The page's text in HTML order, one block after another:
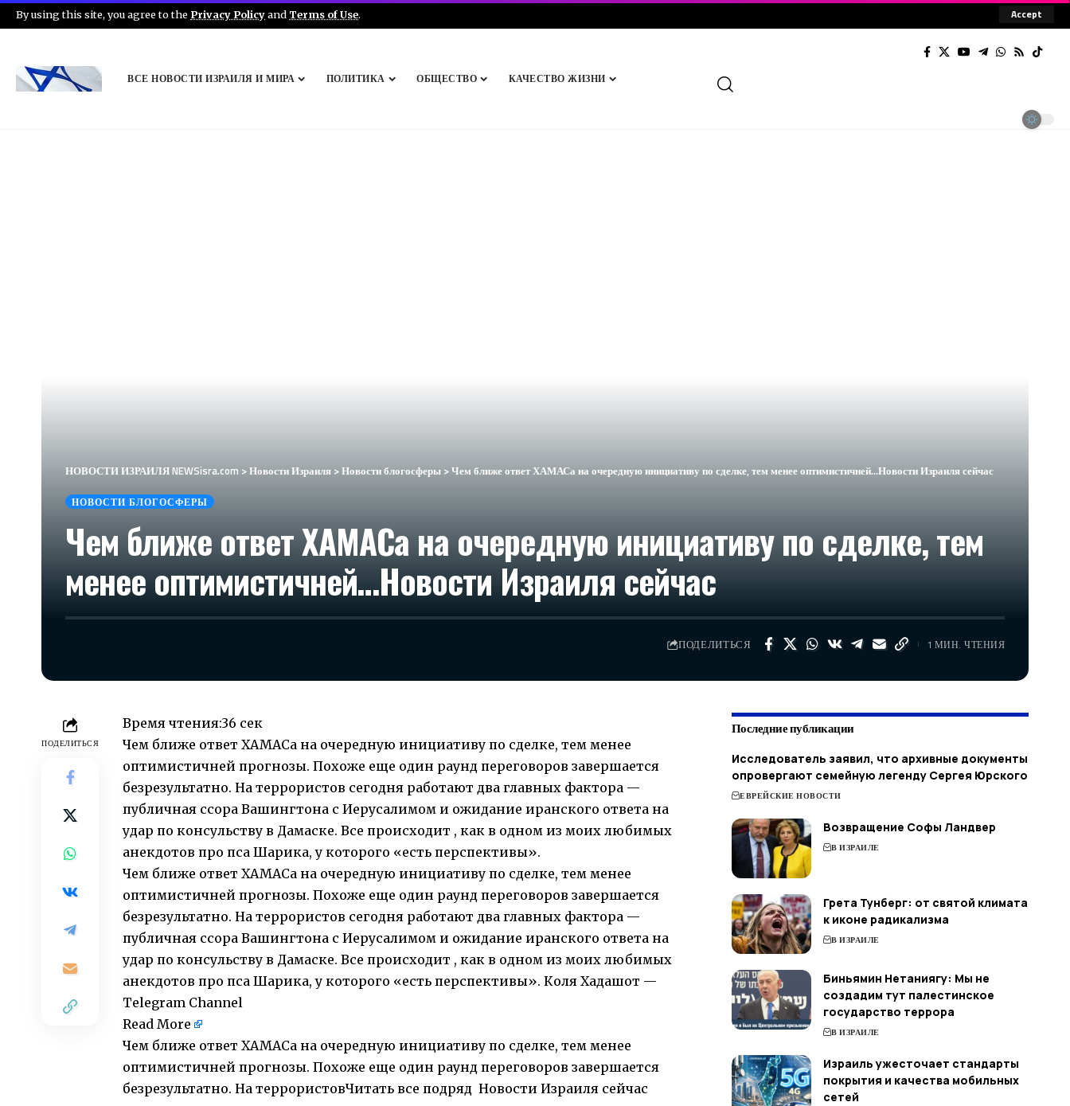
By using this site, you agree to the Privacy Policyand Terms of Use. Accept
ВСЕ НОВОСТИ ИЗРАИЛЯ И МИРА ПОЛИТИКА ОБЩЕСТВО КАЧЕСТВО ЖИЗНИ
НОВОСТИ ИЗРАИЛЯ NEWSisra.com >Новости Израиля >Новости блогосферы >Чем ближе ответ ХАМАСа на очередную инициативу по сделке, тем менее оптимистичней…​Новости Израиля сейчас
НОВОСТИ БЛОГОСФЕРЫ
Чем ближе ответ ХАМАСа на очередную инициативу по сделке, тем
менее оптимистичней…​Новости Израиля сейчас
ПОДЕЛИТЬСЯ 1 МИН. ЧТЕНИЯ
ПОДЕЛИТЬСЯ
Время чтения:36 сек
Чем ближе ответ ХАМАСа на очередную инициативу по сделке, тем менее
оптимистичней прогнозы. Похоже еще один раунд переговоров завершается
безрезультатно. На террористов сегодня работают два главных фактора —
публичная ссора Вашингтона с Иерусалимом и ожидание иранского ответа на
удар по консульству в Дамаске. Все происходит , как в одном из моих любимых
анекдотов про пса Шарика, у которого «есть перспективы».
Чем ближе ответ ХАМАСа на очередную инициативу по сделке, тем менее
оптимистичней прогнозы. Похоже еще один раунд переговоров завершается
безрезультатно. На террористов сегодня работают два главных фактора —
публичная ссора Вашингтона с Иерусалимом и ожидание иранского ответа на
удар по консульству в Дамаске. Все происходит , как в одном из моих любимых
анекдотов про пса Шарика, у которого «есть перспективы». Коля Хадашот —
Telegram Channel
Read More
Чем ближе ответ ХАМАСа на очередную инициативу по сделке, тем менее
оптимистичней прогнозы. Похоже еще один раунд переговоров завершается
безрезультатно. На террористовЧитать все подряд Новости Израиля сейчас
Последние публикации
Исследователь заявил, что архивные документы
опровергают семейную легенду Сергея Юрского
ЕВРЕЙСКИЕ НОВОСТИ
Возвращение Софы Ландвер
В ИЗРАИЛЕ
Грета Тунберг: от святой климата
к иконе радикализма
В ИЗРАИЛЕ
Биньямин Нетаниягу: Мы не
создадим тут палестинское
государство террора
В ИЗРАИЛЕ
Израиль ужесточает стандарты
покрытия и качества мобильных
сетей